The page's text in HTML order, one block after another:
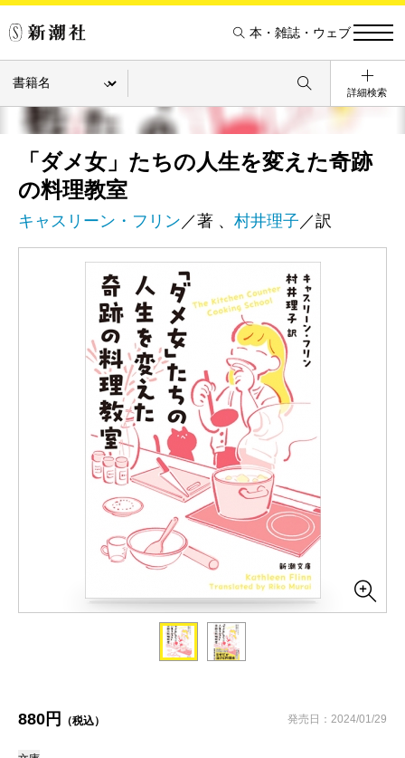
本・雑誌・ウェブ
詳細検索
「ダメ女」たちの人生を変えた奇跡
の料理教室
キャスリーン・フリン ／著 、 村井理子 ／訳
880円 （税込） 発売日：2024/01/29